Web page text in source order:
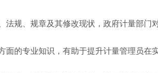
规、规章及其修改现状，政府计量部门
面的专业知识，有助于提升计量管理员在